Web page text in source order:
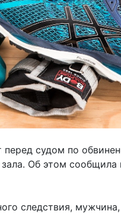
судом по
Об этом сообщила
следствия,